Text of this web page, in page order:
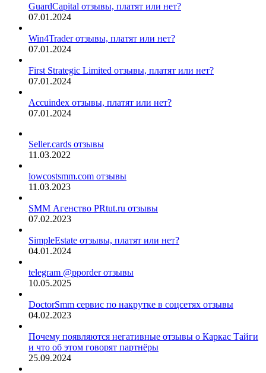
GuardCapital отзывы, платят или нет?
07.01.2024
Win4Trader отзывы, платят или нет?
07.01.2024
First Strategic Limited отзывы, платят или нет?
07.01.2024
Accuindex отзывы, платят или нет?
07.01.2024
Seller.cards отзывы
11.03.2022
lowcostsmm.com отзывы
11.03.2023
SMM Агенство PRtut.ru отзывы
07.02.2023
SimpleEstate отзывы, платят или нет?
04.01.2024
telegram @pporder отзывы
10.05.2025
DoctorSmm сервис по накрутке в соцсетях отзывы
04.02.2023
Почему появляются негативные отзывы о Каркас Тайги
и что об этом говорят партнёры
25.09.2024